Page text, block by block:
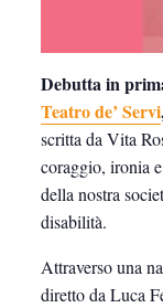
Debutta in
Teatro de’ Servi
scritta da Vita
coraggio, ironia
della nostra
disabilità.
Attraverso una
diretto da Luca